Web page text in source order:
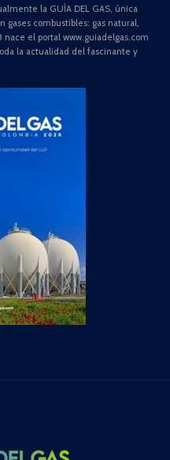
la GUÍA DEL GAS, única
gases combustibles: gas natural,
nace el portal www.guiadelgas.com
la actualidad del fascinante y